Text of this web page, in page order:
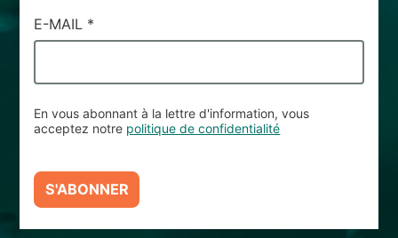
E-MAIL *
En vous abonnant à la lettre d'information, vous
acceptez notre politique de confidentialité
S'ABONNER